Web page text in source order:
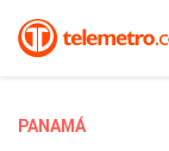
PANAMÁ